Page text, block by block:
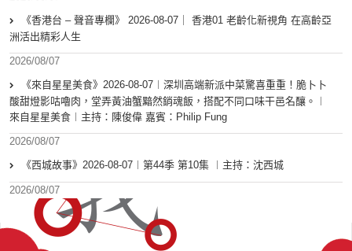
《香港台 – 聲音專欄》 2026-08-07｜ 香港01 老齡化新視角 在高齡亞
洲活出精彩人生
2026/08/07
《來自星星美食》2026-08-07︱深圳高端新派中菜驚喜重重！脆卜卜
酸甜燈影咕嚕肉，堂弄黃油蟹黯然銷魂飯，搭配不同口味干邑名釀。︱
來自星星美食︱主持：陳俊偉 嘉賓：Philip Fung
2026/08/07
《西城故事》2026-08-07︱第44季 第10集 ︱主持：沈西城
2026/08/07